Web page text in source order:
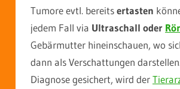
Tumore evtl. bereitsertasten
jedem Fall via Ultraschall oder
Gebärmutter hineinschauen, wo
dann als Verschattungen
Diagnose gesichert, wird der